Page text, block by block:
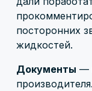
посторонних
жидкостей.
Документы —